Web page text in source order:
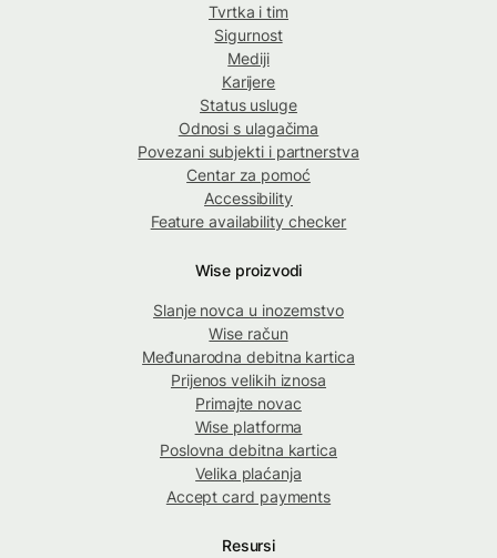
Tvrtka i tim
Sigurnost
Mediji
Karijere
Status usluge
Odnosi s ulagačima
Povezani subjekti i partnerstva
Centar za pomoć
Accessibility
Feature availability checker
Wise proizvodi
Slanje novca u inozemstvo
Wise račun
Međunarodna debitna kartica
Prijenos velikih iznosa
Primajte novac
Wise platforma
Poslovna debitna kartica
Velika plaćanja
Accept card payments
Resursi